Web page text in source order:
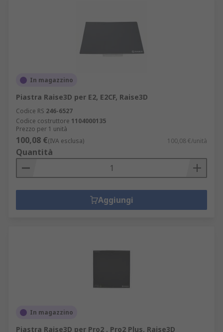
In magazzino
Piastra Raise3D per E2, E2CF, Raise3D
Codice RS 246-6527
Codice costruttore 1104000135
Prezzo per 1 unità
100,08 €(IVA esclusa) 100,08 €/unità
Quantità
Aggiungi
In magazzino
Piastra Raise3D per Pro2 , Pro2 Plus, Raise3D